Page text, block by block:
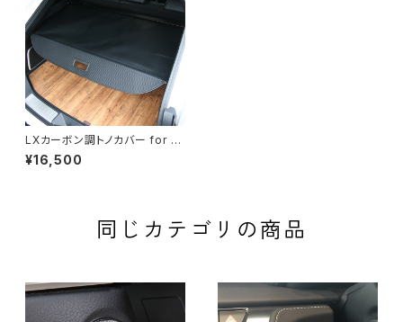
LXカーボン調トノカバー for 8
0HARRIER
¥16,500
同じカテゴリの商品